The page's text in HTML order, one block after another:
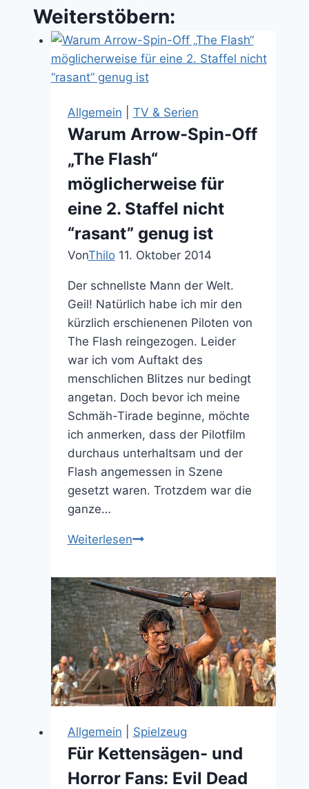
Weiterstöbern:
Allgemein TV & Serien
Warum Arrow-Spin-Off
„The Flash“
möglicherweise für
eine 2. Staffel nicht
“rasant” genug ist
VonThilo 11. Oktober 2014
Der schnellste Mann der Welt.
Geil! Natürlich habe ich mir den
kürzlich erschienenen Piloten von
The Flash reingezogen. Leider
war ich vom Auftakt des
menschlichen Blitzes nur bedingt
angetan. Doch bevor ich meine
Schmäh-Tirade beginne, möchte
ich anmerken, dass der Pilotfilm
durchaus unterhaltsam und der
Flash angemessen in Szene
gesetzt waren. Trotzdem war die
ganze…
WeiterlesenWarum
Spin-
Off
„The
Flash“
möglicherweise
für
eine
2.
Staffel
“rasant”
genug
Allgemein Spielzeug
Für Kettensägen- und
Horror Fans: Evil Dead